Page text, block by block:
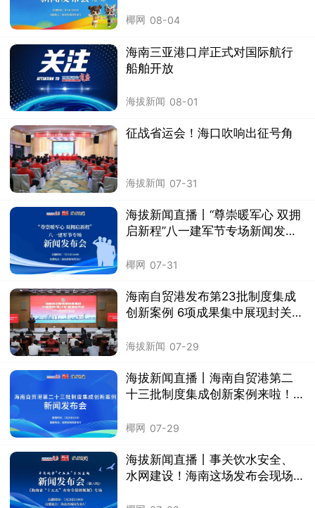
椰网 08-04
海南三亚港口岸正式对国际航行
船舶开放
海拔新闻 08-01
征战省运会！海口吹响出征号角
海拔新闻 07-31
海拔新闻直播丨“尊崇暖军心 双拥
启新程”八一建军节专场新闻发布
椰网 07-31
海南自贸港发布第23批制度集成
创新案例 6项成果集中展现封关运
海拔新闻 07-29
海拔新闻直播丨海南自贸港第二
十三批制度集成创新案例来啦！
椰网 07-29
海拔新闻直播丨事关饮水安全、
水网建设！海南这场发布会现场